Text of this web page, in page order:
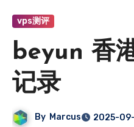
vps测评
beyun 香
记录
By Marcus
2025-